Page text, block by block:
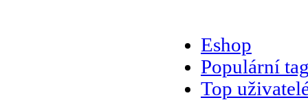
Eshop
Populární
Top